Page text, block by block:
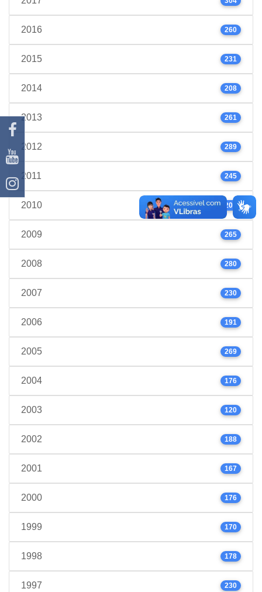
2016 260
2015 231
2014 208
2013 261
2012 289
2011 245
2010 206
2009 265
2008 280
2007 230
2006 191
2005 269
2004 176
2003 120
2002 188
2001 167
2000 176
1999 170
1998 178
1997 230